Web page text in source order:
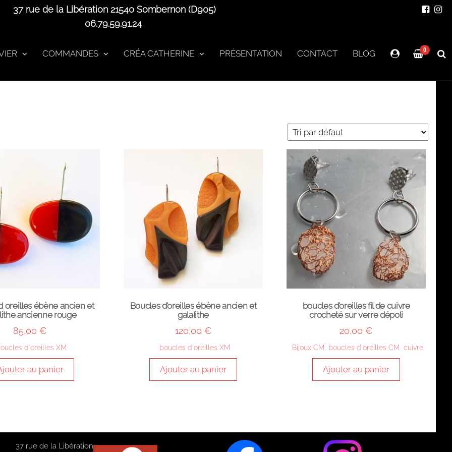
37 rue de la Libération 21540 Sombernon (D905)
06.79.59.91.24
0
COMMANDES CRÉA CATHERINE PRÉSENTATION CONTACT BLOG
oreilles ébène ancien et
ancienne rouge
85,00€
d'oreilles XM
au panier
Boucles d’oreilles ébène ancien et
galalithe
120,00 €
boucles d'oreilles XM
Ajouter au panier
boucles d’oreilles fil de cuivre
crocheté sur verre dépoli
20,00€
Bijoux CM boucles d'oreilles CM cuivre
Ajouter au panier
37 rue de la Libération